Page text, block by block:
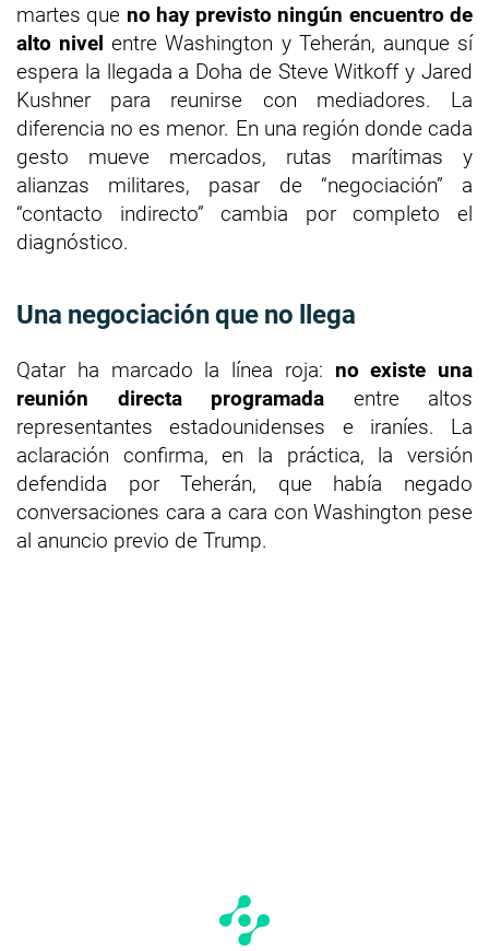
martes que no hay previsto ningún encuentro de
alto nivel entre Washington y Teherán, aunque sí
espera la llegada a Doha de Steve Witkoff y Jared
Kushner para reunirse con mediadores. La
diferencia no es menor. En una región donde cada
gesto mueve mercados, rutas marítimas y
alianzas militares, pasar de “negociación” a
“contacto indirecto” cambia por completo el
diagnóstico.
Una negociación que no llega
Qatar ha marcado la línea roja: no existe una
reunión directa programada entre altos
representantes estadounidenses e iraníes. La
aclaración confirma, en la práctica, la versión
defendida por Teherán, que había negado
conversaciones cara a cara con Washington pese
al anuncio previo de Trump.